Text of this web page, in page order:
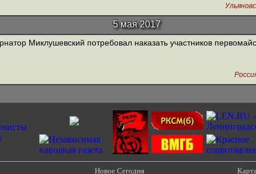
5 мая 2017
Миклушевский потребовал наказать участников
Новое Сегодня